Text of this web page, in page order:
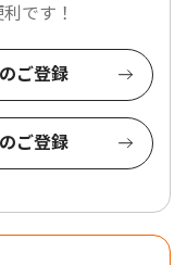
です！
ご登録
ご登録